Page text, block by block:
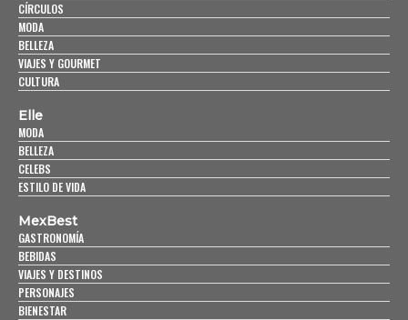
CÍRCULOS
MODA
BELLEZA
VIAJES Y GOURMET
CULTURA
Elle
MODA
BELLEZA
CELEBS
ESTILO DE VIDA
MexBest
GASTRONOMÍA
BEBIDAS
VIAJES Y DESTINOS
PERSONAJES
BIENESTAR